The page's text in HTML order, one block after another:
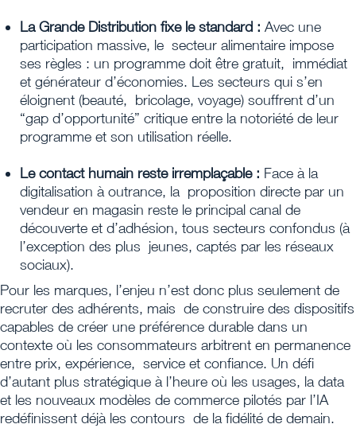
La Grande Distribution fixe le standard : Avec une
participation massive, le secteur alimentaire impose
ses règles : un programme doit être gratuit, immédiat
et générateur d’économies. Les secteurs qui s’en
éloignent (beauté, bricolage, voyage) souffrent d’un
“gap d’opportunité” critique entre la notoriété de leur
programme et son utilisation réelle.
Le contact humain reste irremplaçable : Face à la
digitalisation à outrance, la proposition directe par un
vendeur en magasin reste le principal canal de
découverte et d’adhésion, tous secteurs confondus (à
l’exception des plus jeunes, captés par les réseaux
sociaux).
Pour les marques, l’enjeu n’est donc plus seulement de
recruter des adhérents, mais de construire des dispositifs
capables de créer une préférence durable dans un
contexte où les consommateurs arbitrent en permanence
entre prix, expérience, service et confiance. Un défi
d’autant plus stratégique à l’heure où les usages, la data
et les nouveaux modèles de commerce pilotés par l’IA
redéfinissent déjà les contours de la fidélité de demain.